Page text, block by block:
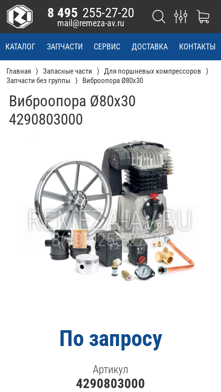
КАТАЛОГ ЗАПЧАСТИ СЕРВИС ДОСТАВКА КОНТАКТЫ
8 495 255-27-20
mail@remeza-av.ru
Главная Запасные части
Для поршневых компрессоров
Запчасти без группы
Виброопора Ø80х30
Виброопора Ø80х30
4290803000
По запросу
Артикул
4290803000